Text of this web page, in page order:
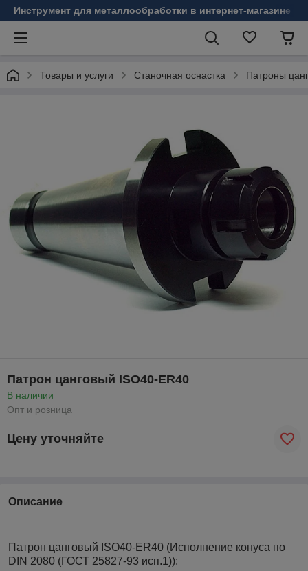
Инструмент для металлообработки в интернет-магазине
Товары и услуги Станочная оснастка Патроны
Патрон цанговый ISO40-ER40
В наличии
Опт и розница
Цену уточняйте
Описание
Патрон цанговый ISO40-ER40 (Исполнение конуса по
DIN 2080 (ГОСТ 25827-93 исп.1)):